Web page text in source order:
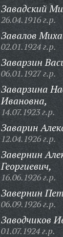
Завадский
26.04.1916 г.р.
Завалов
02.01.1924 г.р.
Заварзин
06.01.1927 г.р.
Заварзина
Ивановна,
14.07.1923 г.р.
Заварин
12.04.1926 г.р.
Завернин
Георгиевич,
16.06.1926 г.р.
Завернин
06.09.1926 г.р.
Заводчиков
01.07.1924 г.р.